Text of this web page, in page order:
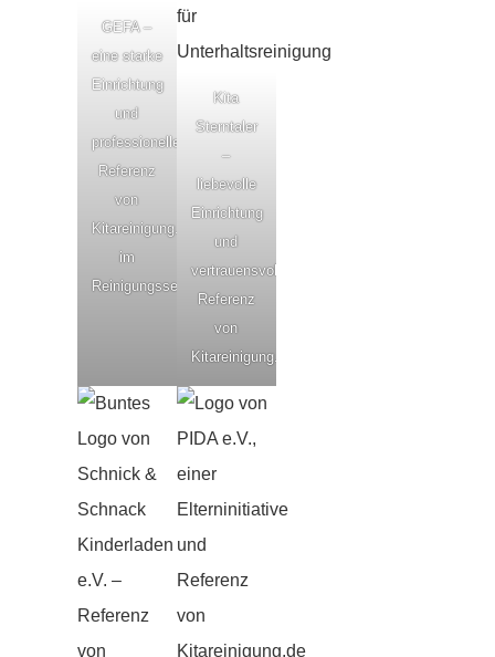
GEFA –
eine starke
Einrichtung
und
professionelle
Referenz
von
Kitareinigung.de
im
Reinigungsservice
Kita
Sterntaler
–
liebevolle
Einrichtung
und
vertrauensvolle
Referenz
von
Kitareinigung.de